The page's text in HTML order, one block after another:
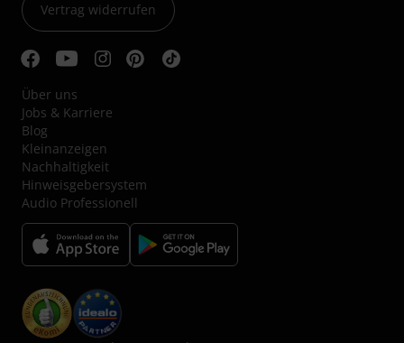
Vertrag widerrufen
Über uns
Jobs & Karriere
Blog
Kleinanzeigen
Nachhaltigkeit
Hinweisgebersystem
Audio Professionell